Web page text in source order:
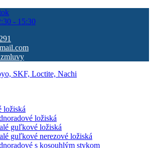
- 15:30
ložiská
ložiská
guľkové ložiská
guľkové nerezové ložiská
s kosouhlým stykom